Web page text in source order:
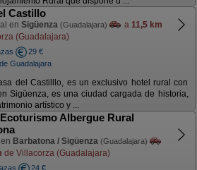
Castillo
en Sigüenza (Guadalajara) a 11,5 km
(Guadalajara)
29 €
Guadalajara
del Castilllo, es un exclusivo hotel rural con
Sigüenza, es una ciudad cargada de historia,
artístico y ...
Albergue Rural
Barbatona / Sigüenza (Guadalajara)
de Villacorza (Guadalajara)
24 €